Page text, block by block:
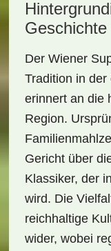
Geschichte
Der Wiener
Tradition in der
erinnert an die
Region.
Gericht über
Klassiker, der
wird. Die
reichhaltige
wider, wobei